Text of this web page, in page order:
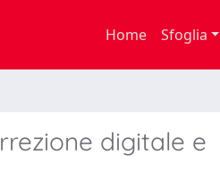
Home Sfoglia
digitale e